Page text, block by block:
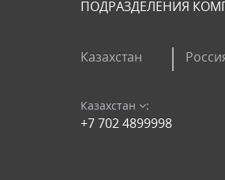
ПОДРАЗДЕЛЕНИЯ
Казахстан
Казахстан :
+7 702 4899998